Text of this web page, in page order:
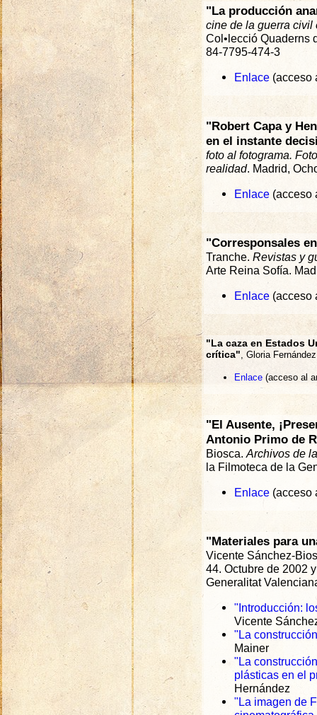
"La producción
cine de la guerra civil
Col•lecció Quaderns
84-7795-474-3
Enlace (acceso
"Robert Capa y
en el instante
foto al fotograma.
realidad. Madrid,
Enlace (acceso
"Corresponsales
Tranche. Revistas y
Arte Reina Sofía.
Enlace (acceso
"La caza en Estados
crítica", Gloria
Enlace (acceso al
"El Ausente,
Antonio Primo de
Biosca. Archivos de
la Filmoteca de la
Enlace (acceso
"Materiales para
Vicente Sánchez-
44. Octubre de 2002
Generalitat
"Introducción:
Vicente
"La
Mainer
"La
plásticas en el
Hernández
"La imagen de